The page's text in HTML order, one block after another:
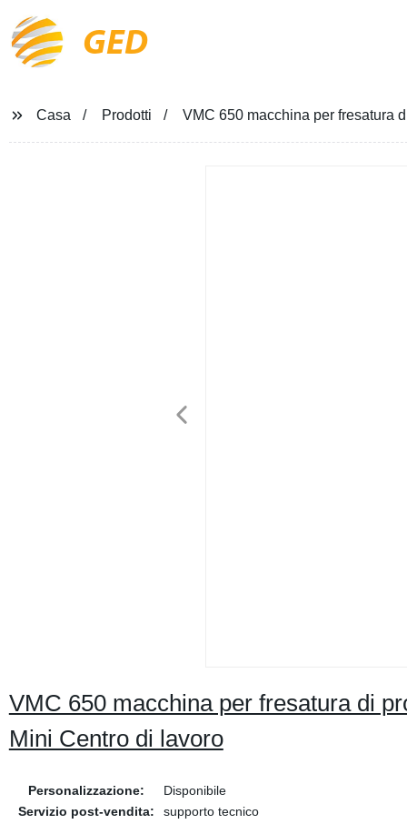
GED
Casa Prodotti VMC 650 macchina per fresatura
VMC 650 macchina per fresatura di
Mini Centro di lavoro
Personalizzazione:
Disponibile
Servizio post-vendita:
supporto tecnico